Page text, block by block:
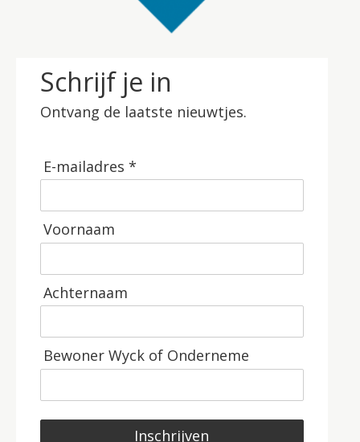
Schrijf je in
Ontvang de laatste nieuwtjes.
E-mailadres *
Voornaam
Achternaam
Bewoner Wyck of Onderneme
Inschrijven